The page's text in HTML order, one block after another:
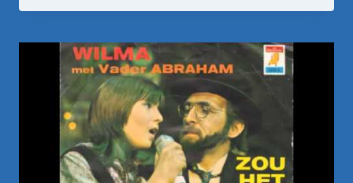
–
•
TOPPOP